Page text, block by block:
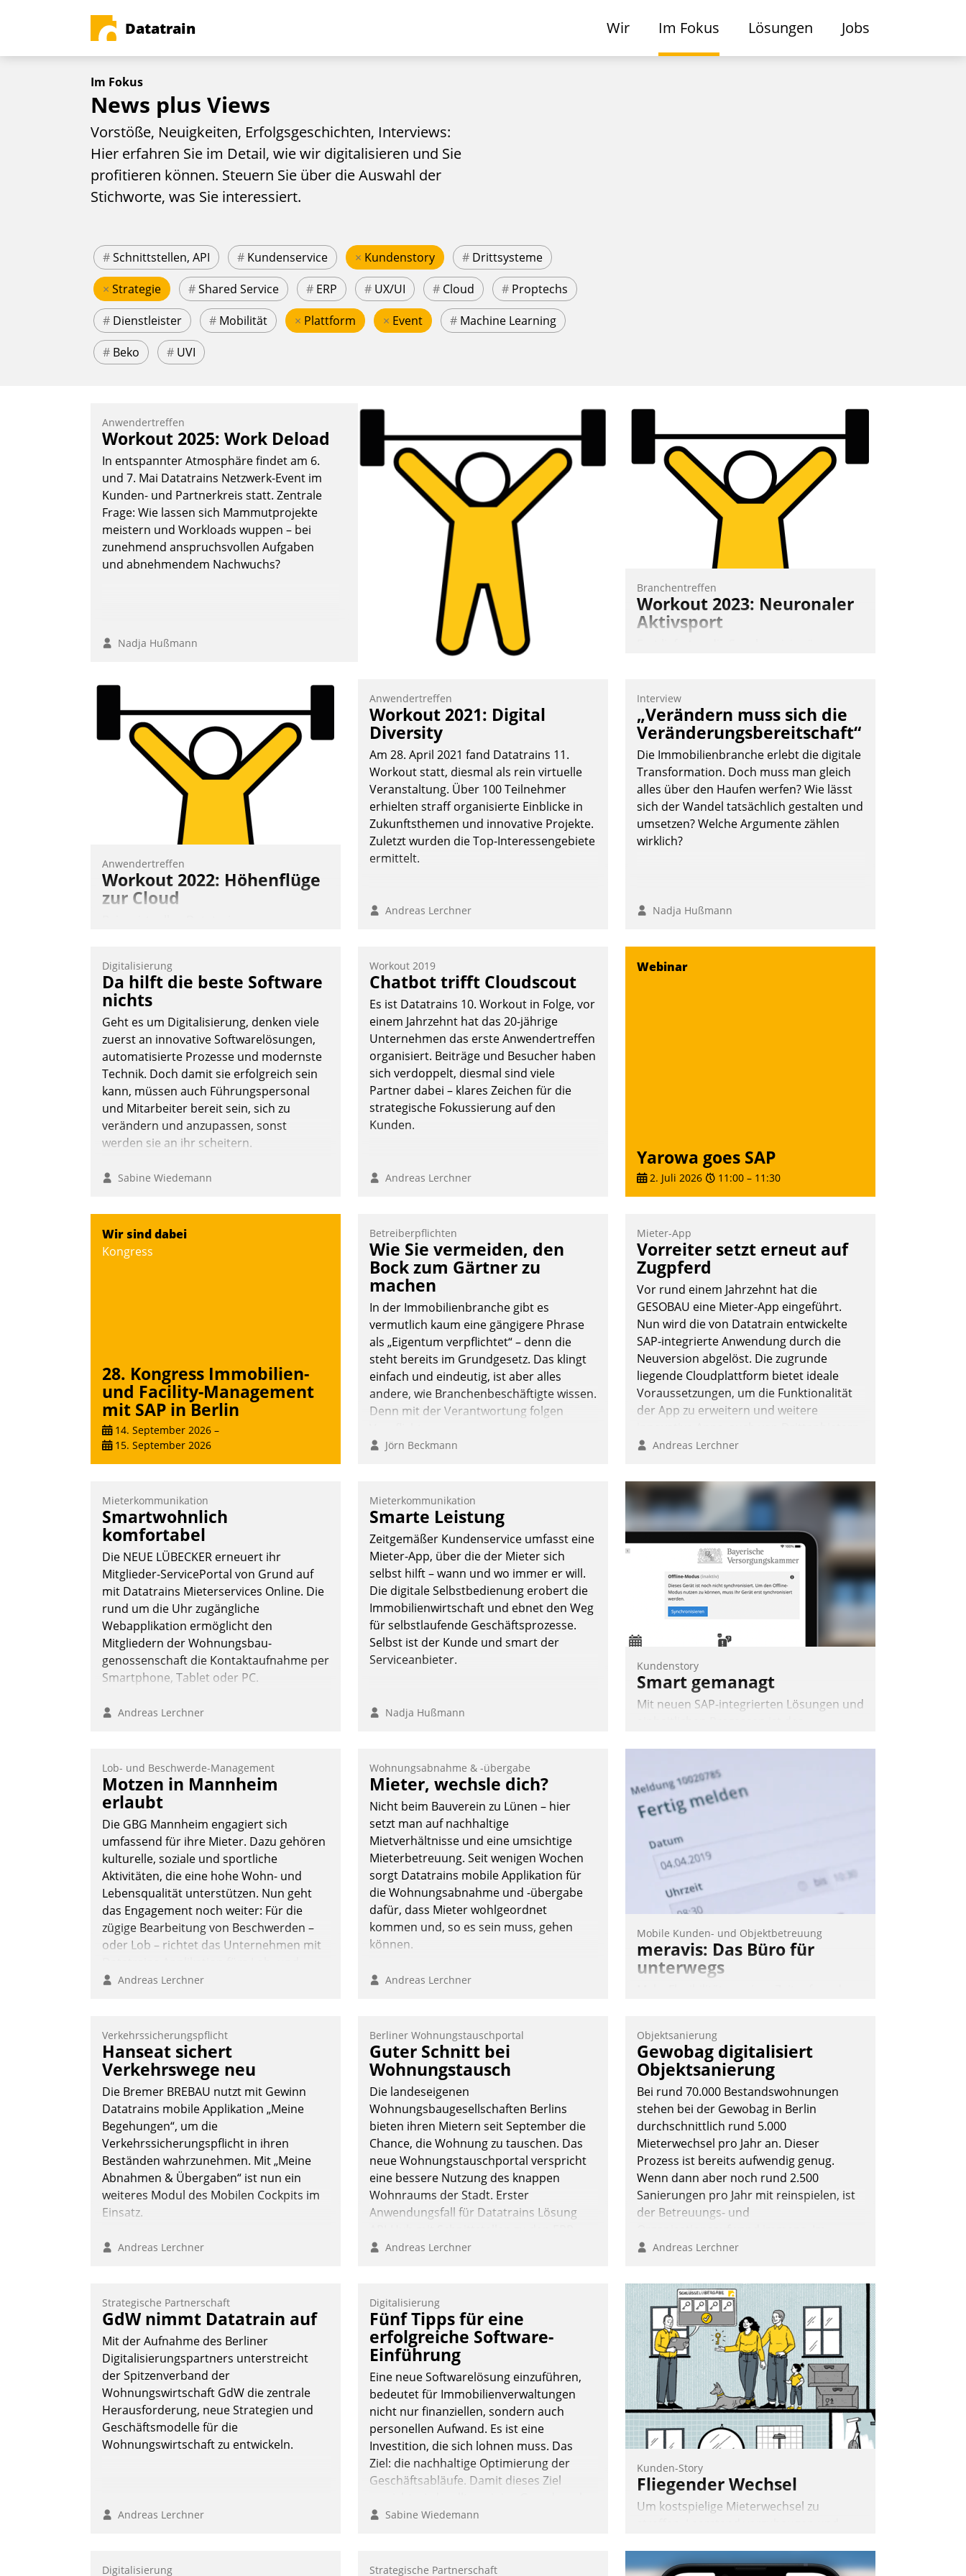
Datatrain Wir Im Fokus Lösungen Jobs
Im Fokus
News plus Views
Vorstöße, Neuigkeiten, Erfolgsgeschichten, Interviews:
Hier erfahren Sie im Detail, wie wir digitalisieren und Sie
profitieren können. Steuern Sie über die Auswahl der
Stichworte, was Sie interessiert.
#Schnittstellen, API # Kundenservice × Kundenstory # Drittsysteme
× Strategie #Shared Service # ERP # UX/UI # Cloud # Proptechs
# Dienstleister # Mobilität × Plattform × Event # Machine Learning
# Beko # UVI
Anwendertreffen
Workout 2025: Work Deload
In entspannter Atmosphäre findet am 6.
und 7. Mai Datatrains Netzwerk-Event im
Kunden- und Partnerkreis statt. Zentrale
Frage: Wie lassen sich Mammutprojekte
meistern und Workloads wuppen – bei
zunehmend anspruchsvollen Aufgaben
und abnehmendem Nachwuchs?
Nadja Hußmann
Branchentreffen
Workout 2023: Neuronaler
Aktivsport
Vernetzungsideen fürs Quartier.
Dazwischen zeigte Datatrain, was es
Neues zu bieten hat.
Nadja Hußmann
Anwendertreffen
Workout 2022: Höhenflüge
zur Cloud
Teilnehmer kurzweilige Einblicke in
innovative Cloud-Strategien und -
Lösungen mit hohem Zukunftspotenzial.
Andreas Lerchner
Anwendertreffen
Workout 2021: Digital
Diversity
Am 28. April 2021 fand Datatrains 11.
Workout statt, diesmal als rein virtuelle
Veranstaltung. Über 100 Teilnehmer
erhielten straff organisierte Einblicke in
Zukunftsthemen und innovative Projekte.
Zuletzt wurden die Top-Interessengebiete
ermittelt.
Andreas Lerchner
Interview
„Verändern muss sich die
Veränderungsbereitschaft“
Die Immobilienbranche erlebt die digitale
Transformation. Doch muss man gleich
alles über den Haufen werfen? Wie lässt
sich der Wandel tatsächlich gestalten und
umsetzen? Welche Argumente zählen
wirklich?
Nadja Hußmann
Digitalisierung
Da hilft die beste Software
nichts
Geht es um Digitalisierung, denken viele
zuerst an innovative Softwarelösungen,
automatisierte Prozesse und modernste
Technik. Doch damit sie erfolgreich sein
kann, müssen auch Führungspersonal
und Mitarbeiter bereit sein, sich zu
verändern und anzupassen, sonst
werden sie an ihr scheitern.
Sabine Wiedemann
Workout 2019
Chatbot trifft Cloudscout
Es ist Datatrains 10. Workout in Folge, vor
einem Jahrzehnt hat das 20-jährige
Unternehmen das erste Anwendertreffen
organisiert. Beiträge und Besucher haben
sich verdoppelt, diesmal sind viele
Partner dabei – klares Zeichen für die
strategische Fokussierung auf den
Kunden.
Andreas Lerchner
Webinar
Yarowa goes SAP
2. Juli 2026 11:00 – 11:30
Wir sind dabei
Kongress
28. Kongress Immobilien-
und Facility-Management
mit SAP in Berlin
14. September 2026 –
15. September 2026
Betreiberpflichten
Wie Sie vermeiden, den
Bock zum Gärtner zu
machen
In der Immobilienbranche gibt es
vermutlich kaum eine gängigere Phrase
als „Eigentum verpflichtet“ – denn die
steht bereits im Grundgesetz. Das klingt
einfach und eindeutig, ist aber alles
andere, wie Branchenbeschäftigte wissen.
Denn mit der Verantwortung folgen
Jörn Beckmann
Mieter-App
Vorreiter setzt erneut auf
Zugpferd
Vor rund einem Jahrzehnt hat die
GESOBAU eine Mieter-App eingeführt.
Nun wird die von Datatrain entwickelte
SAP-integrierte Anwendung durch die
Neuversion abgelöst. Die zugrunde
liegende Cloudplattform bietet ideale
Voraussetzungen, um die Funktionalität
der App zu erweitern und weitere
in SAP zu integrieren.
Andreas Lerchner
Mieterkommunikation
Smartwohnlich
komfortabel
Die NEUE LÜBECKER erneuert ihr
Mitglieder-ServicePortal von Grund auf
mit Datatrains Mieterservices Online. Die
rund um die Uhr zugängliche
Webapplikation ermöglicht den
Mitgliedern der Wohnungs­bau­
genossenschaft die Kontaktaufnahme per
Smartphone, Tablet oder PC.
Andreas Lerchner
Mieterkommunikation
Smarte Leistung
Zeitgemäßer Kundenservice umfasst eine
Mieter-App, über die der Mieter sich
selbst hilft – wann und wo immer er will.
Die digitale Selbstbedienung erobert die
Immobilienwirtschaft und ebnet den Weg
für selbstlaufende Geschäftsprozesse.
Selbst ist der Kunde und smart der
Serviceanbieter.
Nadja Hußmann
Kundenstory
Smart gemanagt
Mit neuen SAP-integrierten Lösungen und
Kapitalanlage für künftige Aufgaben und
Herausforderungen gerüstet.
Lob- und Beschwerde-Management
Motzen in Mannheim
erlaubt
Die GBG Mannheim engagiert sich
umfassend für ihre Mieter. Dazu gehören
kulturelle, soziale und sportliche
Aktivitäten, die eine hohe Wohn- und
Lebensqualität unterstützen. Nun geht
das Engagement noch weiter: Für die
zügige Bearbeitung von Beschwerden –
oder Lob – richtet das Unternehmen mit
Beschwerde-Management einen eigenen
Andreas Lerchner
Wohnungsabnahme & -übergabe
Mieter, wechsle dich?
Nicht beim Bauverein zu Lünen – hier
setzt man auf nachhaltige
Mietverhältnisse und eine umsichtige
Mieterbetreuung. Seit wenigen Wochen
sorgt Datatrains mobile Applikation für
die Wohnungsabnahme und -übergabe
dafür, dass Mieter wohlgeordnet
kommen und, so es sein muss, gehen
können.
Andreas Lerchner
Mobile Kunden- und Objektbetreuung
meravis: Das Büro für
unterwegs
Mitarbeiter von Datatrain. Die meravis
Wohnungsbau- und Immobilien GmbH
hat sich dabei für den Betrieb der Lösung
über die SAP Cloud Platform entschieden
- als erstes Unternehmen am
Wohnungsmarkt.
Andreas Lerchner
Verkehrssicherungspflicht
Hanseat sichert
Verkehrswege neu
Die Bremer BREBAU nutzt mit Gewinn
Datatrains mobile Applikation „Meine
Begehungen“, um die
Verkehrssicherungspflicht in ihren
Beständen wahrzunehmen. Mit „Meine
Abnahmen & Übergaben“ ist nun ein
weiteres Modul des Mobilen Cockpits im
Einsatz.
Andreas Lerchner
Berliner Wohnungstauschportal
Guter Schnitt bei
Wohnungstausch
Die landeseigenen
Wohnungsbaugesellschaften Berlins
bieten ihren Mietern seit September die
Chance, die Wohnung zu tauschen. Das
neue Wohnungstauschportal verspricht
eine bessere Nutzung des knappen
Wohnraums der Stadt. Erster
Anwendungsfall für Datatrains Lösung
Systemen der Unternehmen.
Andreas Lerchner
Objektsanierung
Gewobag digitalisiert
Objektsanierung
Bei rund 70.000 Bestandswohnungen
stehen bei der Gewobag in Berlin
durchschnittlich rund 5.000
Mieterwechsel pro Jahr an. Dieser
Prozess ist bereits aufwendig genug.
Wenn dann aber noch rund 2.500
Sanierungen pro Jahr mit reinspielen, ist
der Betreuungs- und
Rahmen ihrer Digitalisierungsstrategie
Wohnungsbauunternehmen daher
gemeinsam mit der Berliner Datatrain
GmbH den Teilprozess der
Objektsanierung digitalisiert.
Andreas Lerchner
Strategische Partnerschaft
GdW nimmt Datatrain auf
Mit der Aufnahme des Berliner
Digitalisierungspartners unterstreicht
der Spitzenverband der
Wohnungswirtschaft GdW die zentrale
Herausforderung, neue Strategien und
Geschäftsmodelle für die
Wohnungswirtschaft zu entwickeln.
Andreas Lerchner
Digitalisierung
Fünf Tipps für eine
erfolgreiche Software-
Einführung
Eine neue Softwarelösung einzuführen,
bedeutet für Immobilienverwaltungen
nicht nur finanziellen, sondern auch
personellen Aufwand. Es ist eine
Investition, die sich lohnen muss. Das
Ziel: die nachhaltige Optimierung der
Geschäftsabläufe. Damit dieses Ziel
befolgt werden.
Sabine Wiedemann
Kunden-Story
Fliegender Wechsel
Um kostspielige Mieterwechsel zu
vernetzen, nutzt die Berliner Gewobag
Digitalisierung Strategische Partnerschaft